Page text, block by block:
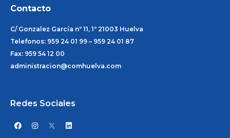
Contacto
C/ Gonzalez García nº 11, 1º 21003 Huelva
Telefonos: 959 24 01 99 – 959 24 01 87
Fax: 959 54 12 00
administracion@comhuelva.com
Redes Sociales
F
a
I
n
L
i